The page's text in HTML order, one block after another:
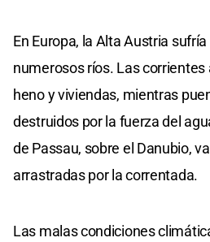
En Europa, la Alta Austria
numerosos ríos. Las
heno y viviendas, mientras
destruidos por la fuerza del
de Passau, sobre el Danubio,
arrastradas por la correntada.
Las malas condiciones